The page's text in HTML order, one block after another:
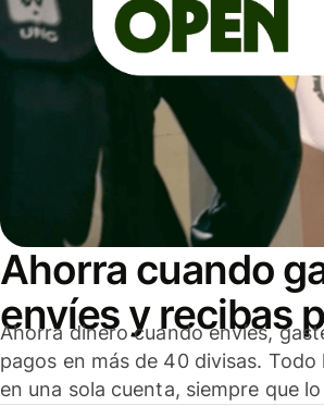
Ahorra cuando
envíes y recibas
Ahorra dinero cuando envíes,
pagos en más de 40 divisas. Todo
en una sola cuenta, siempre que